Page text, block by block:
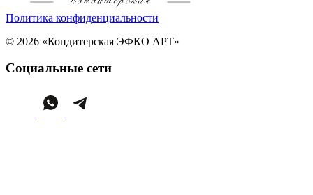
Политика конфиденциальности
© 2026 «Кондитерская ЭФКО АРТ»
Социальные сети